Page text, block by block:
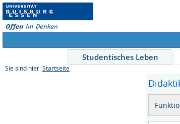
Studentisches Leben
Sie sind hier: Startseite